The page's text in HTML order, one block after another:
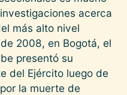
acerca
más alto nivel
2008, en Bogotá, el
presentó su
del Ejército luego de
la muerte de